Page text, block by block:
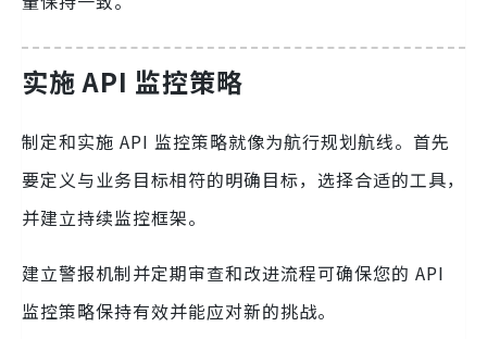
实施 API 监控策略
制定和实施 API 监控策略就像为航行规划航线。首先
要定义与业务目标相符的明确目标，选择合适的工具，
并建立持续监控框架。
建立警报机制并定期审查和改进流程可确保您的 API
监控策略保持有效并能应对新的挑战。